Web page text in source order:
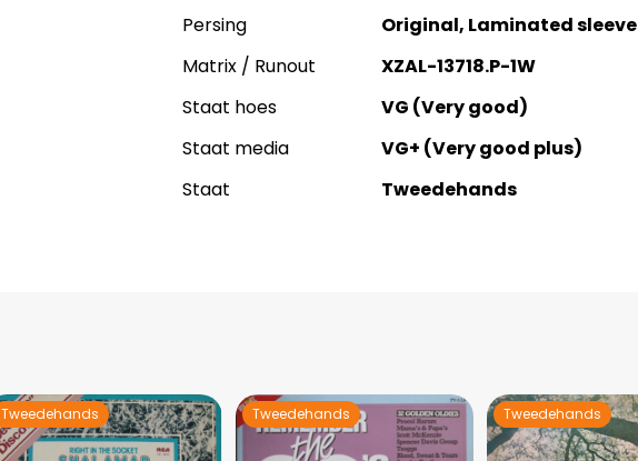
Persing
Original, Laminated sleeve
Matrix / Runout
XZAL-13718.P-1W
Staat hoes
VG (Very good)
Staat media
VG+ (Very good plus)
Staat
Tweedehands
Tweedehands Tweedehands Tweedehands